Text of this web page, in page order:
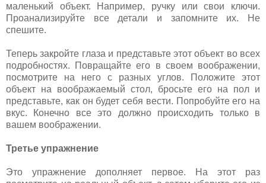
маленький объект. Например, ручку или свои ключи.
Проанализируйте все детали и запомните их. Не
спешите.
Теперь закройте глаза и представьте этот объект во всех
подробностях. Повращайте его в своем воображении,
посмотрите на него с разных углов. Положите этот
объект на воображаемый стол, бросьте его на пол и
представьте, как он будет себя вести. Попробуйте его на
вкус. Конечно все это должно происходить только в
вашем воображении.
Третье упражнение
Это упражнение дополняет первое. На этот раз